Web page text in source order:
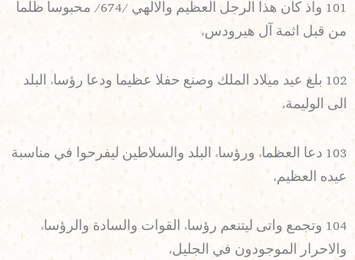
101 واذ كان هذا الرجل العظيم والالهي /674/ محبوسا ظلما
من قبل اثمة آل هيرودس،
102 بلغ عيد ميلاد الملك وصنع حفلا عظيما ودعا رؤساء البلد
الى الوليمة،
103 دعا العظماء ورؤساء البلد والسلاطين ليفرحوا في مناسبة
عيده العظيم،
104 وتجمع واتى ليتنعم رؤساء القوات والسادة والرؤساء
والاحرار الموجودون في الجليل،